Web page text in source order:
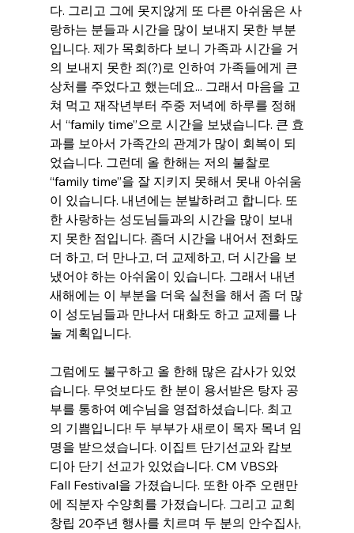
다. 그리고 그에 못지않게 또 다른 아쉬움은 사
랑하는 분들과 시간을 많이 보내지 못한 부분
입니다. 제가 목회하다 보니 가족과 시간을 거
의 보내지 못한 죄(?)로 인하여 가족들에게 큰
상처를 주었다고 했는데요... 그래서 마음을 고
쳐 먹고 재작년부터 주중 저녁에 하루를 정해
서 “family time”으로 시간을 보냈습니다. 큰 효
과를 보아서 가족간의 관계가 많이 회복이 되
었습니다. 그런데 올 한해는 저의 불찰로
“family time”을 잘 지키지 못해서 못내 아쉬움
이 있습니다. 내년에는 분발하려고 합니다. 또
한 사랑하는 성도님들과의 시간을 많이 보내
지 못한 점입니다. 좀더 시간을 내어서 전화도
더 하고, 더 만나고, 더 교제하고, 더 시간을 보
냈어야 하는 아쉬움이 있습니다. 그래서 내년
새해에는 이 부분을 더욱 실천을 해서 좀 더 많
이 성도님들과 만나서 대화도 하고 교제를 나
눌 계획입니다.
그럼에도 불구하고 올 한해 많은 감사가 있었
습니다. 무엇보다도 한 분이 용서받은 탕자 공
부를 통하여 예수님을 영접하셨습니다. 최고
의 기쁨입니다! 두 부부가 새로이 목자 목녀 임
명을 받으셨습니다. 이집트 단기선교와 캄보
디아 단기 선교가 있었습니다. CM VBS와
Fall Festival을 가졌습니다. 또한 아주 오랜만
에 직분자 수양회를 가졌습니다. 그리고 교회
창립 20주년 행사를 치르며 두 분의 안수집사,